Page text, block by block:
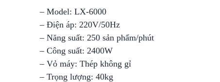
– Model: LX-6000
– Điện áp: 220V/50Hz
– Năng suất: 250 sản phẩm/phút
– Công suất: 2400W
– Vỏ máy: Thép không gỉ
– Trọng lượng: 40kg